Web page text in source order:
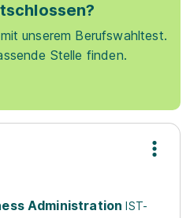
unserem Berufswahltest.
Stelle finden.
Administration IST-